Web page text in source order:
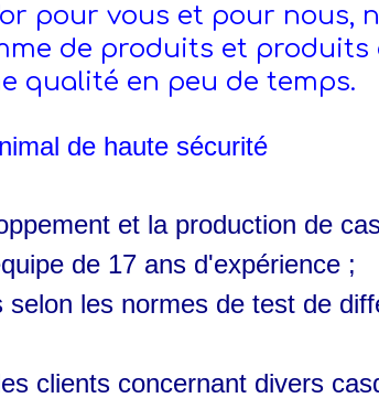
pour vous et pour nous,
de produits et produits
qualité en peu de temps.
de haute sécurité
et la production de
de 17 ans d'expérience ;
les normes de test de
clients concernant divers